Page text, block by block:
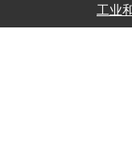
工业